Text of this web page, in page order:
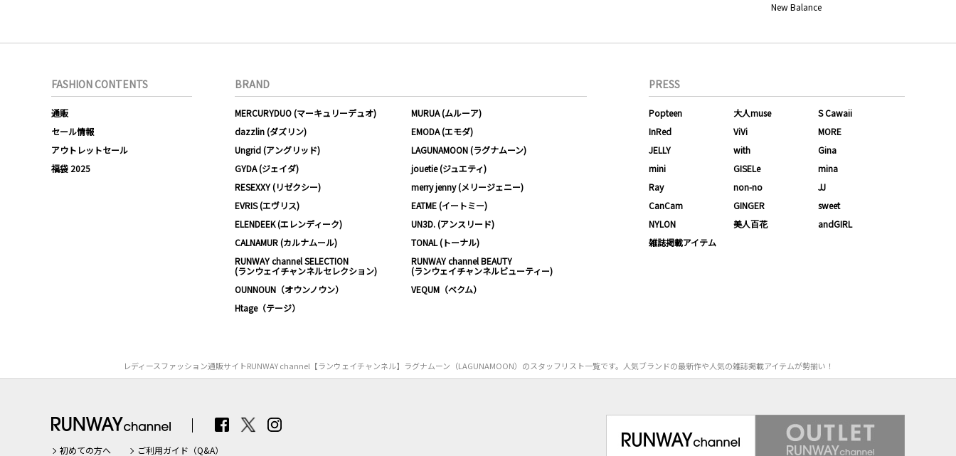
New Balance
FASHION CONTENTS
通販
セール情報
アウトレットセール
福袋 2025
BRAND
MERCURYDUO (マーキュリーデュオ)
MURUA (ムルーア)
dazzlin (ダズリン)
EMODA (エモダ)
Ungrid (アングリッド)
LAGUNAMOON (ラグナムーン)
GYDA (ジェイダ)
jouetie (ジュエティ)
RESEXXY (リゼクシー)
merry jenny (メリージェニー)
EVRIS (エヴリス)
EATME (イートミー)
ELENDEEK (エレンディーク)
UN3D. (アンスリード)
CALNAMUR (カルナムール)
TONAL (トーナル)
RUNWAY channel SELECTION
(ランウェイチャンネルセレクション)
RUNWAY channel BEAUTY
(ランウェイチャンネルビューティー)
OUNNOUN（オウンノウン）
VEQUM（ベクム）
Htage（テージ）
PRESS
Popteen 大人muse
S Cawaii
InRed
ViVi
MORE
JELLY
with
Gina
mini
GISELe
mina
Ray
non-no
JJ
CanCam
GINGER
sweet
NYLON
美人百花
andGIRL
雑誌掲載アイテム
レディースファッション通販サイトRUNWAY channel【ランウェイチャンネル】ラグナムーン（LAGUNAMOON）のスタッフリスト一覧です。人気ブランドの最新作や人気の雑誌掲載アイテムが勢揃い！
初めての方へ ご利用ガイド（Q&A）